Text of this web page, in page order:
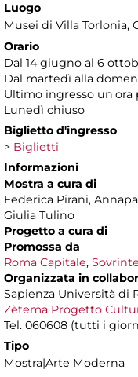
Luogo
Musei di Villa Torlonia,
Orario
Dal 14 giugno al 6
Dal martedì alla
Ultimo ingresso un'ora
Lunedì chiuso
Biglietto d'ingresso
> Biglietti
Informazioni
Mostra a cura di
Federica Pirani,
Giulia Tulino
Progetto a cura di
Promossa da
Roma Capitale,
Organizzata in
Sapienza Università di
Zètema Progetto
Tel. 060608 (tutti i
Tipo
Mostra|Arte Moderna